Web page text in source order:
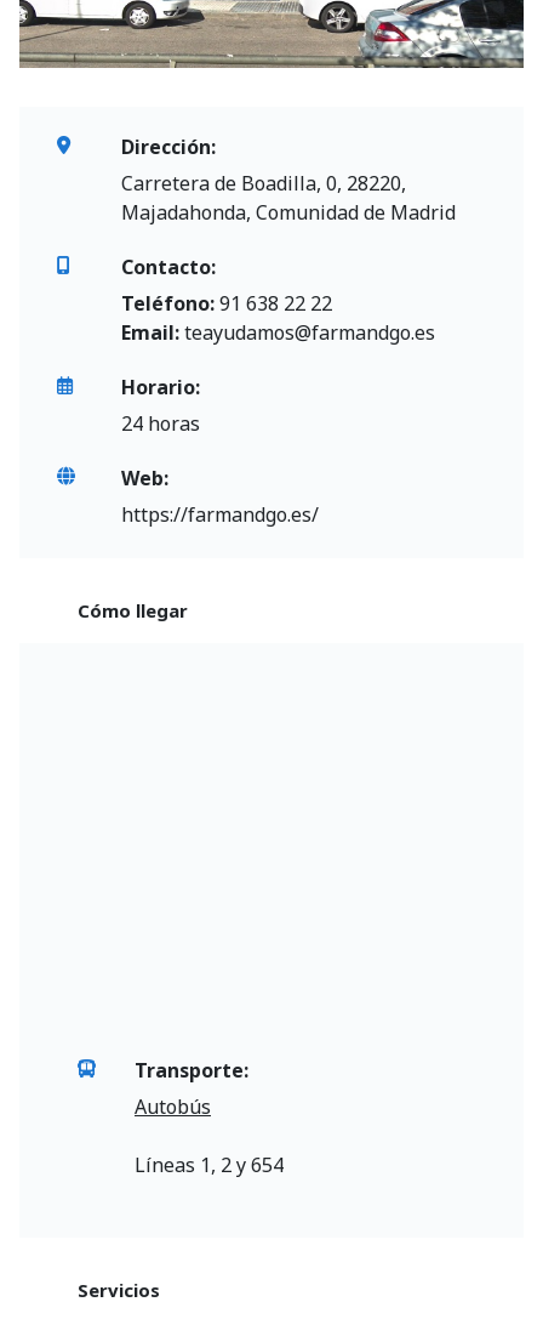
Dirección:
Carretera de Boadilla, 0, 28220,
Majadahonda, Comunidad de Madrid
Contacto:
Teléfono:91 638 22 22
Email:teayudamos@farmandgo.es
Horario:
24 horas
Web:
https://farmandgo.es/
Cómo llegar
Transporte:
Autobús
Líneas 1, 2 y 654
Servicios